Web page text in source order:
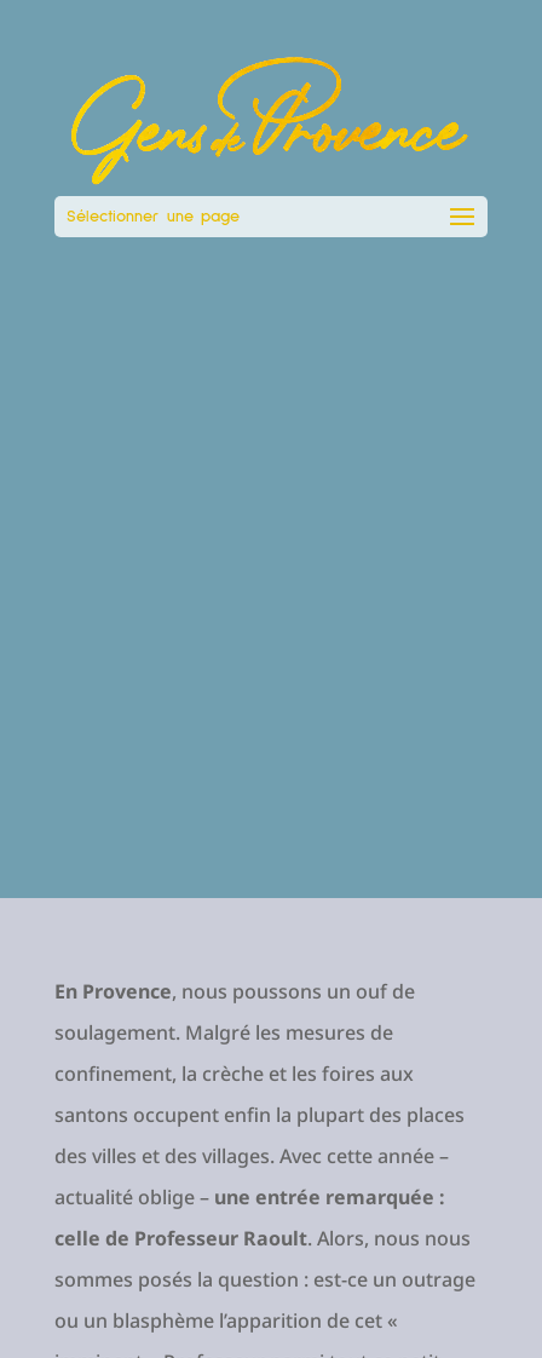
Sélectionner une page
En Provence, nous poussons un ouf de
soulagement. Malgré les mesures de
confinement, la crèche et les foires aux
santons occupent enfin la plupart des places
des villes et des villages. Avec cette année –
actualité oblige – une entrée remarquée :
celle de Professeur Raoult. Alors, nous nous
sommes posés la question : est-ce un outrage
ou un blasphème l’apparition de cet «